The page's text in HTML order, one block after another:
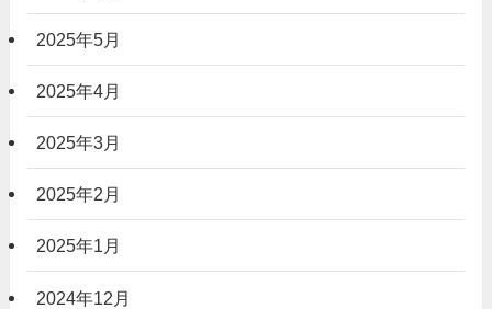
2025年5月
2025年4月
2025年3月
2025年2月
2025年1月
2024年12月